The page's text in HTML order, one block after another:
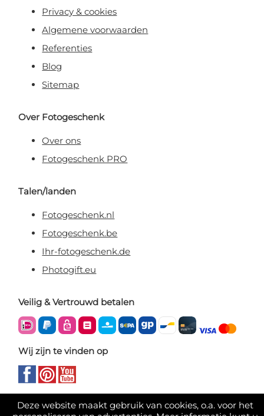
Deze website maakt gebruik van cookies, o.a. voor het
Privacy & cookies
Algemene voorwaarden
Referenties
Blog
Sitemap
Over Fotogeschenk
Over ons
Fotogeschenk PRO
Talen/landen
Fotogeschenk.nl
Fotogeschenk.be
Ihr-fotogeschenk.de
Photogift.eu
Veilig & Vertrouwd betalen
Wij zijn te vinden op